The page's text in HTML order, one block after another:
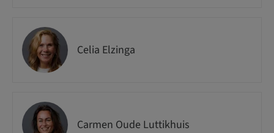
Celia Elzinga
Carmen Oude Luttikhuis